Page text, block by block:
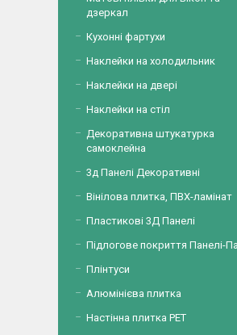
дзеркал
Кухонні фартухи
Наклейки на холодильник
Наклейки на двері
Наклейки на стіл
Декоративна штукатурка
самоклейна
3д Панелі Декоративні
Вінілова плитка, ПВХ-ламінат
Пластикові 3Д Панелі
Підлогове покриття Панелі-
Плінтуси
Алюмінієва плитка
Настінна плитка PET